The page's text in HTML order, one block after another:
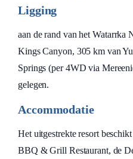
Ligging
aan de rand van het Watarrka
Kings Canyon, 305 km van
Springs (per 4WD via
gelegen.
Accommodatie
Het uitgestrekte resort
BBQ & Grill Restaurant, de